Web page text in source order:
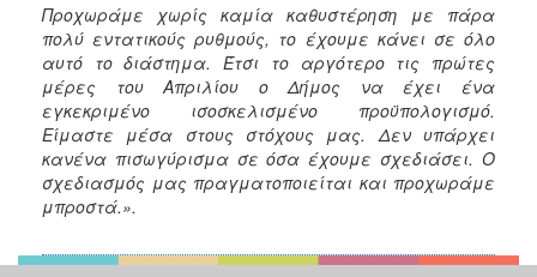
Προχωράμε χωρίς καμία καθυστέρηση με πάρα
πολύ εντατικούς ρυθμούς, το έχουμε κάνει σε όλο
αυτό το διάστημα. Έτσι το αργότερο τις πρώτες
μέρες του Απριλίου ο Δήμος να έχει ένα
εγκεκριμένο ισοσκελισμένο προϋπολογισμό.
Είμαστε μέσα στους στόχους μας. Δεν υπάρχει
κανένα πισωγύρισμα σε όσα έχουμε σχεδιάσει. Ο
σχεδιασμός μας πραγματοποιείται και προχωράμε
μπροστά.».